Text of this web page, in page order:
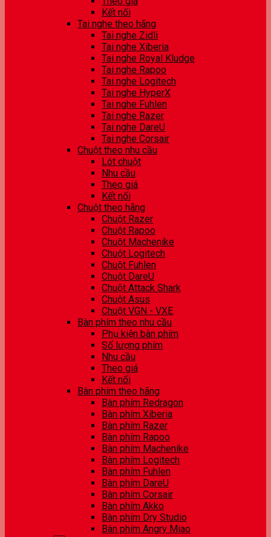
Kết nối
Tai nghe theo hãng
Tai nghe Zidli
Tai nghe Xiberia
Tai nghe Royal Kludge
Tai nghe Rapoo
Tai nghe Logitech
Tai nghe HyperX
Tai nghe Fuhlen
Tai nghe Razer
Tai nghe DareU
Tai nghe Corsair
Chuột theo nhu cầu
Lót chuột
Nhu cầu
Theo giá
Kết nối
Chuột theo hãng
Chuột Razer
Chuột Rapoo
Chuột Machenike
Chuột Logitech
Chuột Fuhlen
Chuột DareU
Chuột Attack Shark
Chuột Asus
Chuột VGN - VXE
Bàn phím theo nhu cầu
Phụ kiện bàn phím
Số lượng phím
Nhu cầu
Theo giá
Kết nối
Bàn phím theo hãng
Bàn phím Redragon
Bàn phím Xiberia
Bàn phím Razer
Bàn phím Rapoo
Bàn phím Machenike
Bàn phím Logitech
Bàn phím Fuhlen
Bàn phím DareU
Bàn phím Corsair
Bàn phím Akko
Bàn phím Dry Studio
Bàn phím Angry Miao